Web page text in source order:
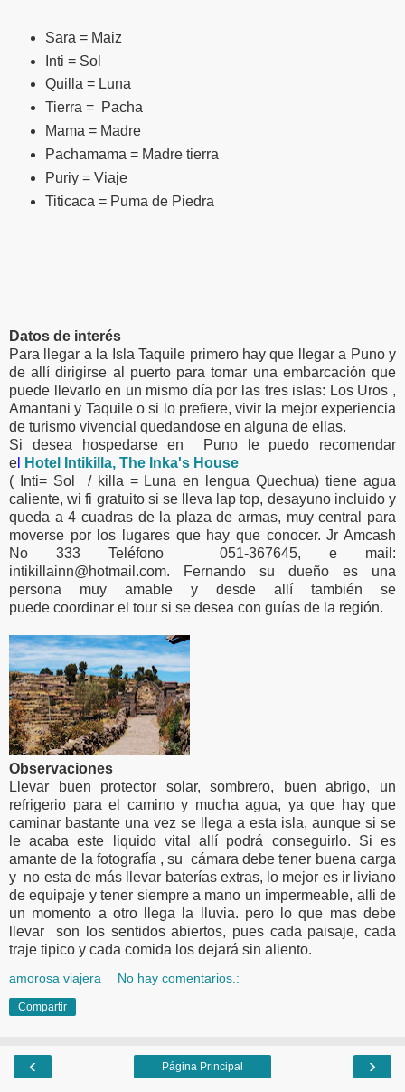
Sara = Maiz
Inti = Sol
Quilla = Luna
Tierra = Pacha
Mama = Madre
Pachamama = Madre tierra
Puriy = Viaje
Titicaca = Puma de Piedra
Datos de interés
Para llegar a la Isla Taquile primero hay que llegar a Puno y
de allí dirigirse al puerto para tomar una embarcación que
puede llevarlo en un mismo día por las tres islas: Los Uros ,
Amantani y Taquile o si lo prefiere, vivir la mejor experiencia
de turismo vivencial quedandose en alguna de ellas.
Si desea hospedarse en Puno le puedo recomendar
e
Hotel Intikilla, The Inka's House
( Inti= Sol / killa = Luna en lengua Quechua) tiene agua
caliente, wi fi gratuito si se lleva lap top, desayuno incluido y
queda a 4 cuadras de la plaza de armas, muy central para
moverse por los lugares que hay que conocer. Jr Amcash
No 333 Teléfono 051-367645, e mail:
intikillainn@hotmail.com. Fernando su dueño es una
persona muy amable y desde allí también se
puede coordinar el tour si se desea con guías de la región.
Observaciones
Llevar buen protector solar, sombrero, buen abrigo, un
refrigerio para el camino y mucha agua, ya que hay que
caminar bastante una vez se llega a esta isla, aunque si se
le acaba este liquido vital allí podrá conseguirlo. Si es
amante de la fotografía , su cámara debe tener buena carga
y no esta de más llevar baterías extras, lo mejor es ir liviano
de equipaje y tener siempre a mano un impermeable, alli de
un momento a otro llega la lluvia. pero lo que mas debe
llevar son los sentidos abiertos, pues cada paisaje, cada
traje tipico y cada comida los dejará sin aliento.
amorosa viajera No hay comentarios.:
Compartir
‹ ›
Página Principal